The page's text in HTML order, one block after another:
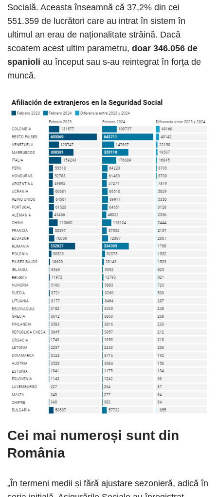
Socială. Aceasta înseamnă că 37,2% din cei
551.359 de lucrători care au intrat în sistem în
ultimul an erau de naționalitate străină. Dacă
scoatem acest ultim parametru, doar 346.056 de
spanioli au început sau s-au reintegrat în forța de
muncă.
Cei mai numeroși sunt din
România
„În termeni medii și fără ajustare sezonieră, adică în